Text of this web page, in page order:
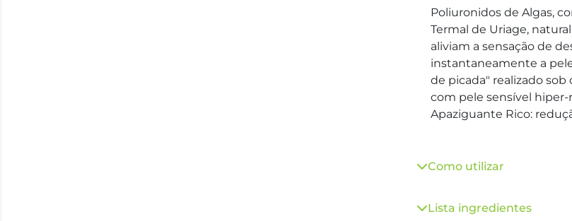
Poliuronidos de Algas,
Termal de Uriage,
aliviam a sensação de
instantaneamente a
de picada" realizado
com pele sensível
Apaziguante Rico:
Como utilizar
Lista ingredientes